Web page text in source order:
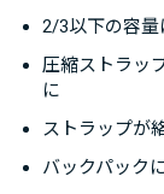
2/3以下の容
圧縮ストラッ
に
ストラップが
バックパック